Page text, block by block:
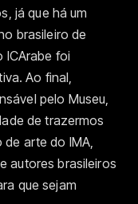
já que há um
brasileiro de
ICArabe foi
Ao final,
pelo Museu,
de trazermos
arte do IMA,
autores brasileiros
que sejam